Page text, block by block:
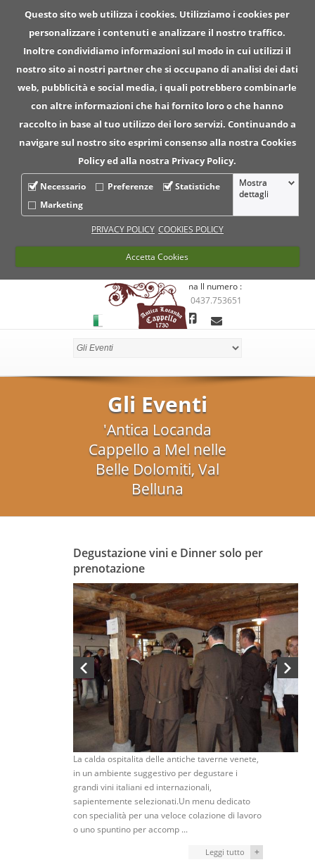
Questo sito web utilizza i cookies. Utilizziamo i cookies per
personalizzare i contenuti e analizzare il nostro traffico.
Inoltre condividiamo informazioni sul modo in cui utilizzi il
nostro sito ai nostri partner che si occupano di analisi dei dati
web, pubblicità e social media, i quali potrebbero combinarle
con altre informazioni che hai fornito loro o che hanno
raccolto in base al tuo utilizzo dei loro servizi. Continuando a
navigare sul nostro sito esprimi consenso alla nostra Cookies
Policy ed alla nostra Privacy Policy.
Necessario Preferenze
Statistiche
Marketing
Mostra
dettagli
PRIVACY POLICY COOKIES POLICY
Accetta Cookies
Per informazioni chiama ll numero :
0437.753651
Gli Eventi
'Antica Locanda
Cappello a Mel nelle
Belle Dolomiti, Val
Belluna
Degustazione vini e Dinner solo per
prenotazione
La calda ospitalita delle antiche taverne venete,
in un ambiente suggestivo per degustare i
grandi vini italiani ed internazionali,
sapientemente selezionati.Un menu dedicato
con specialità per una veloce colazione di lavoro
o uno spuntino per accomp ...
Leggi tutto +